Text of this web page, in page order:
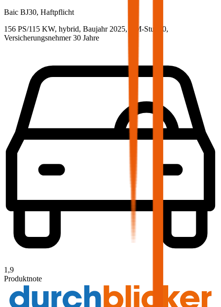
Baic BJ30, Haftpflicht
156 PS/115 KW, hybrid, Baujahr 2025, BM-Stufe 0,
Versicherungsnehmer 30 Jahre
1,9
Produktnote